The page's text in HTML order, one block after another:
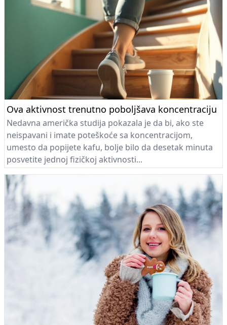
Ova aktivnost trenutno poboljšava koncentraciju
Nedavna američka studija pokazala je da bi, ako ste
neispavani i imate poteškoće sa koncentracijom,
umesto da popijete kafu, bolje bilo da desetak minuta
posvetite jednoj fizičkoj aktivnosti...